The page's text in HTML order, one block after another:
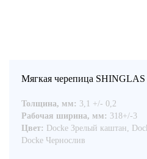
Мягкая черепица
Толщина, мм: 3,1 +/- 0,2
Рабочая ширина, мм: 318+/-3
Цвет: Docke Зрелый каштан,
Docke Чернослив